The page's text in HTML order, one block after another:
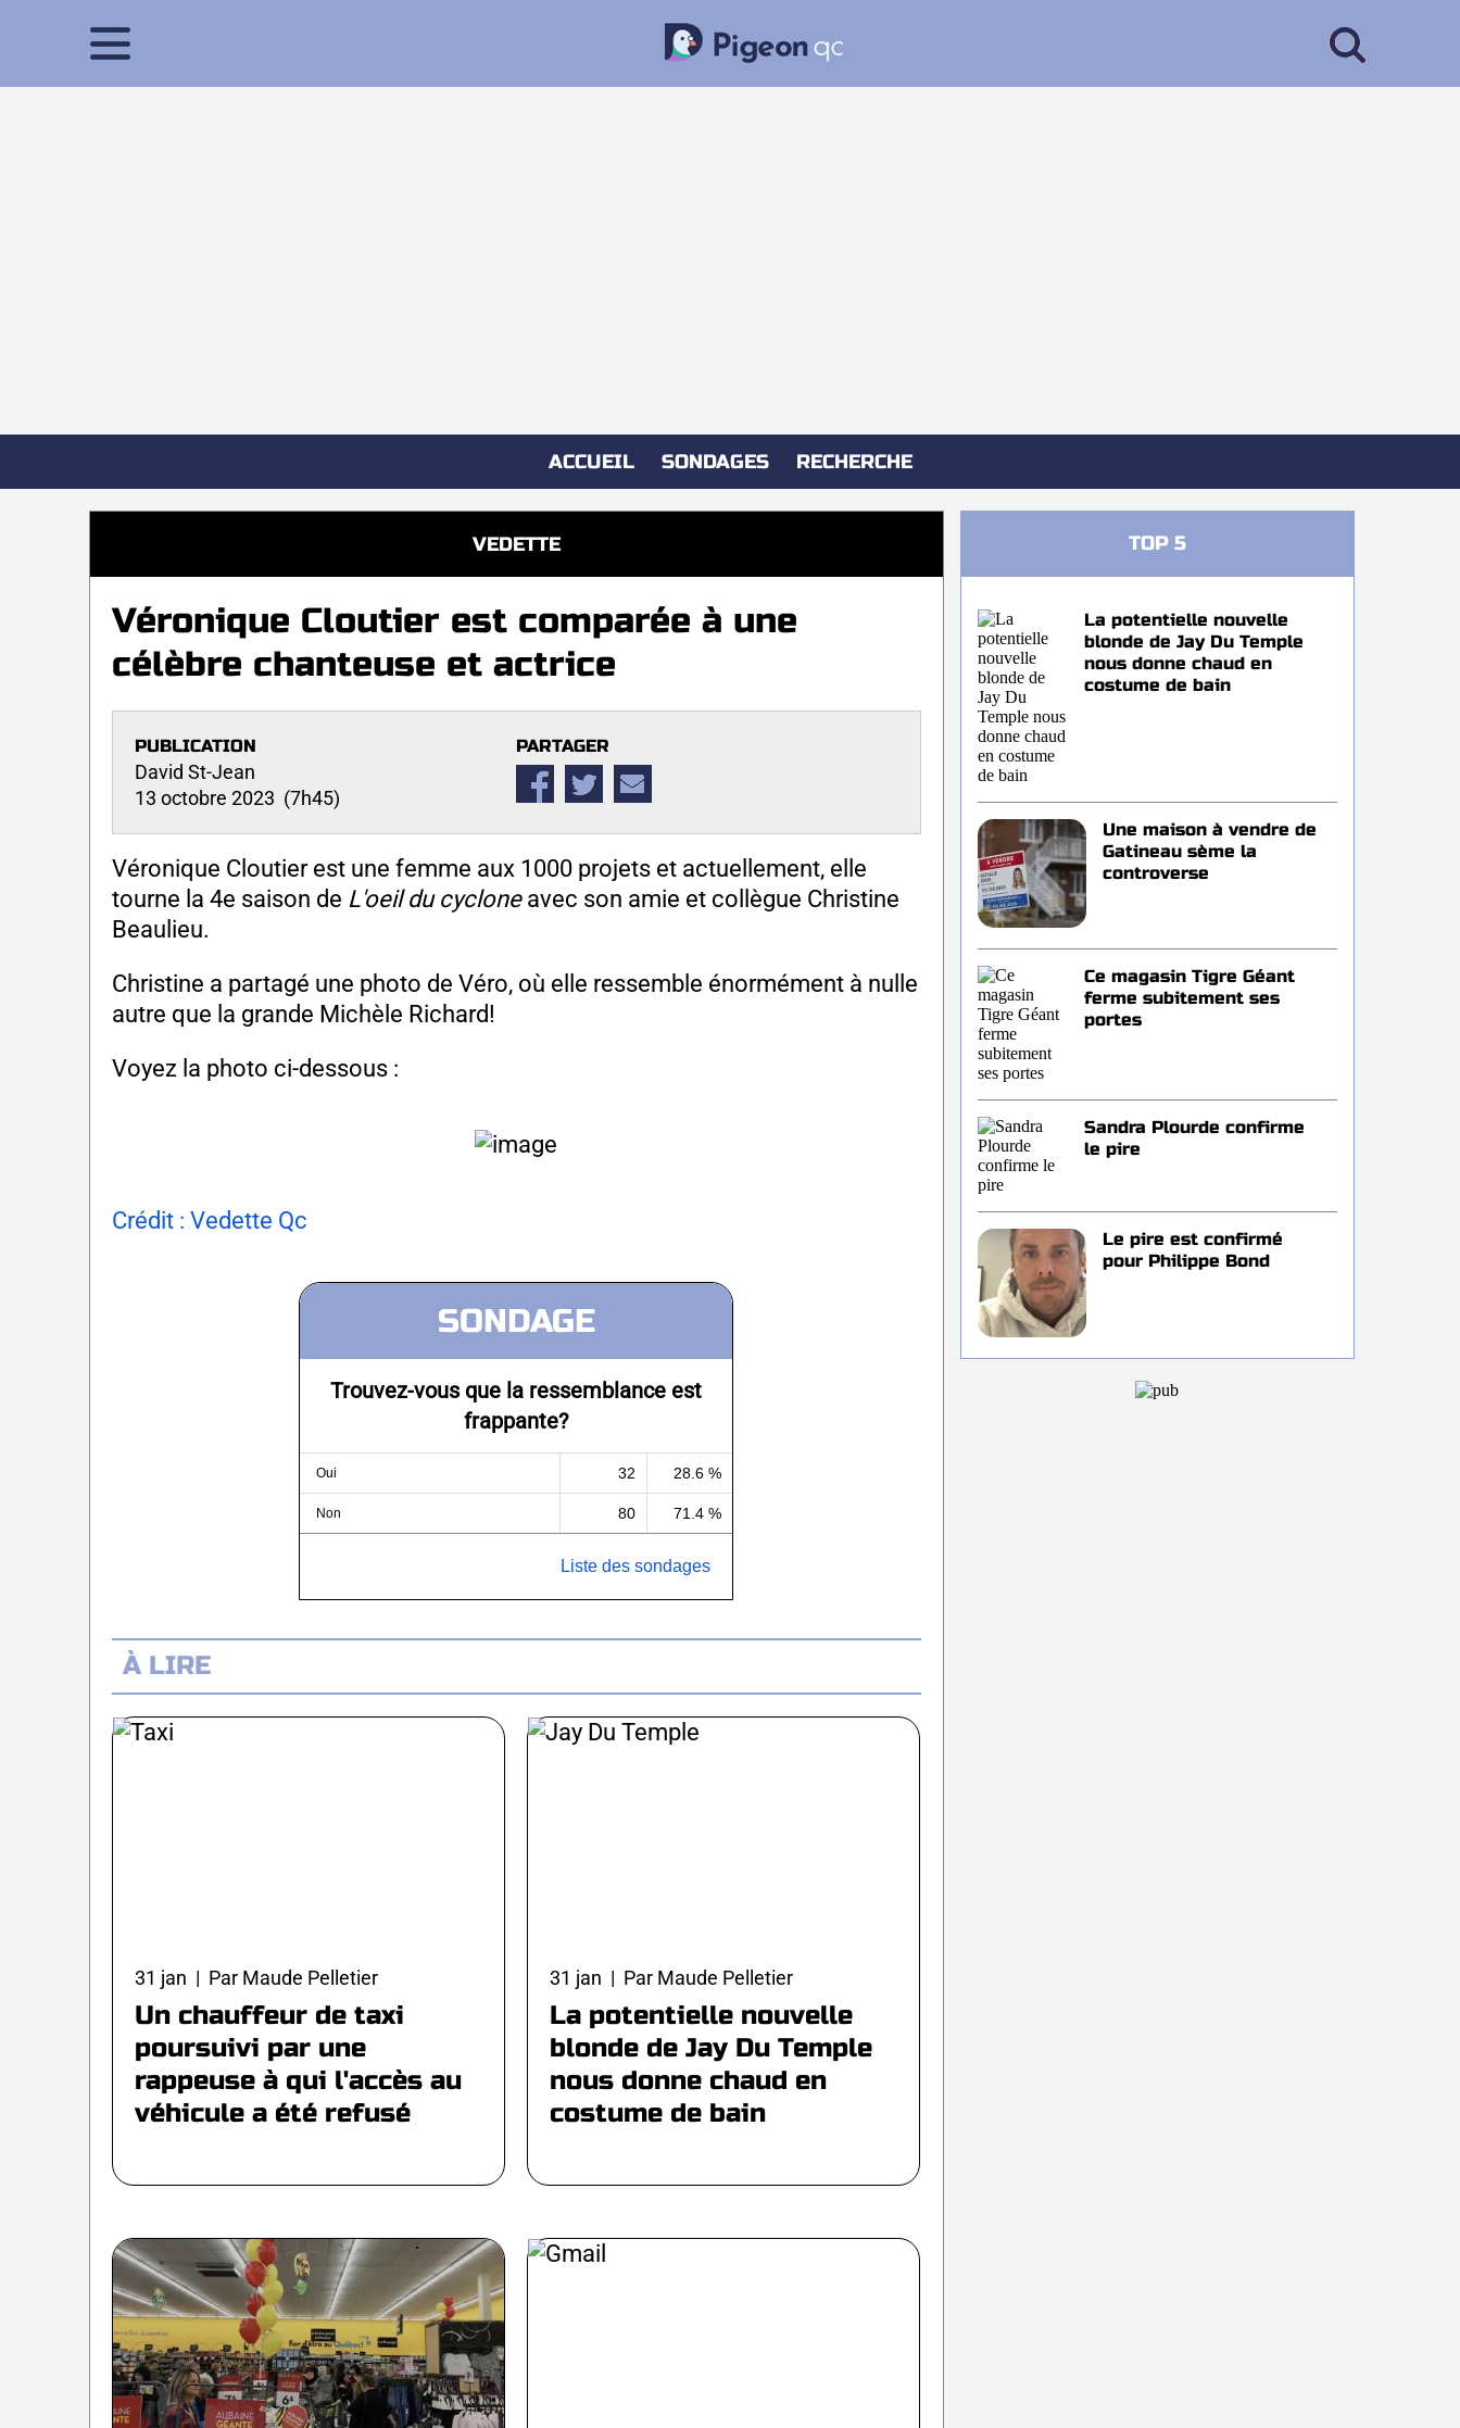
ACCUEIL SONDAGES RECHERCHE
VEDETTE
Véronique Cloutier est comparée à une
célèbre chanteuse et actrice
PUBLICATION
David St-Jean
13 octobre 2023 (7h45)
PARTAGER
Véronique Cloutier est une femme aux 1000 projets et actuellement, elle
tourne la 4e saison de L'oeil du cycloneavec son amie et collègue Christine
Beaulieu.
Christine a partagé une photo de Véro, où elle ressemble énormément à nulle
autre que la grande Michèle Richard!
Voyez la photo ci-dessous :
Crédit : Vedette Qc
SONDAGE
Trouvez-vous que la ressemblance est
frappante?
Oui 32 28.6 %
Non 80 71.4 %
Liste des sondages
À LIRE
31 jan | Par Maude Pelletier
Un chauffeur de taxi
poursuivi par une
rappeuse à qui l'accès au
véhicule a été refusé
31 jan | Par Maude Pelletier
La potentielle nouvelle
blonde de Jay Du Temple
nous donne chaud en
costume de bain
TOP 5
La potentielle nouvelle
blonde de Jay Du Temple
nous donne chaud en
costume de bain
Une maison à vendre de
Gatineau sème la
controverse
Ce magasin Tigre Géant
ferme subitement ses
portes
Sandra Plourde confirme
le pire
Le pire est confirmé
pour Philippe Bond